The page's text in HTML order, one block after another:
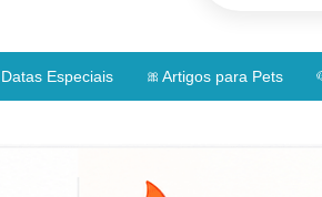
Datas Especiais Artigos para Pets